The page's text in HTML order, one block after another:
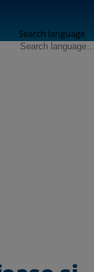
Search language